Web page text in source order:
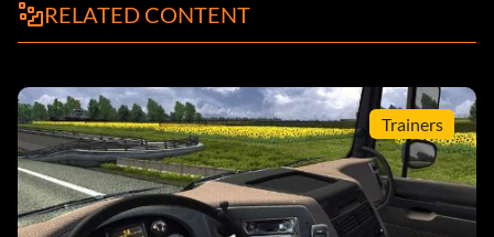
RELATED CONTENT
Trainers